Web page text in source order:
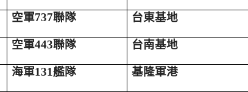
空軍737聯隊 台東基地
空軍443聯隊 台南基地
海軍131艦隊 基隆軍港